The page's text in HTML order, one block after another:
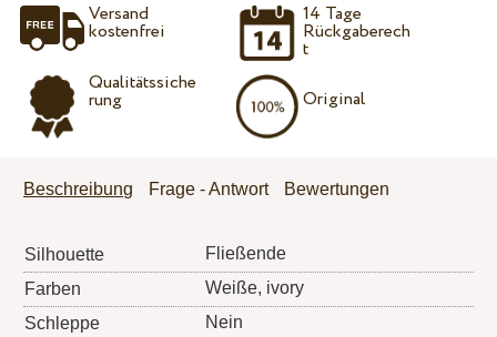
Versand
kostenfrei
Qualitätssiche
rung
14 Tage
Rückgaberech
t
Original
Beschreibung Frage - Antwort Bewertungen
Silhouette
Fließende
Farben
Weiße, ivory
Schleppe
Nein